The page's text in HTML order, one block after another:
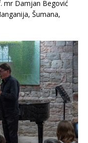
mr Damjan Begović
Šumana,